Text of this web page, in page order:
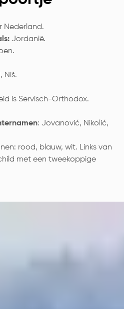
Nederland.
Jordanië.
Niš.
is Servisch-Orthodox.
: Jovanović, Nikolić,
rood, blauw, wit. Links van
met een tweekoppige